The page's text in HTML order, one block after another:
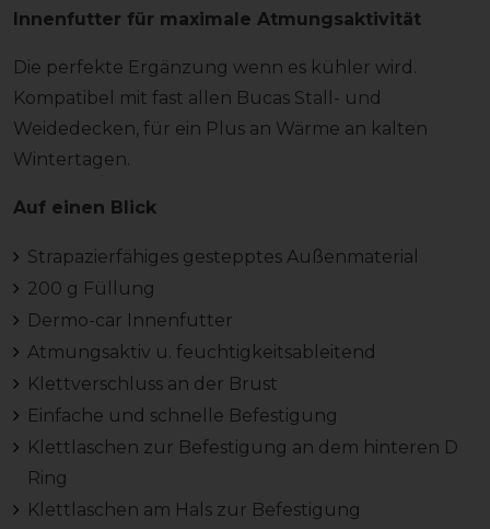
Innenfutter für maximale Atmungsaktivität
Die perfekte Ergänzung wenn es kühler wird.
Kompatibel mit fast allen Bucas Stall- und
Weidedecken, für ein Plus an Wärme an kalten
Wintertagen.
Auf einen Blick
Strapazierfähiges gestepptes Außenmaterial
200 g Füllung
Dermo-car Innenfutter
Atmungsaktiv u. feuchtigkeitsableitend
Klettverschluss an der Brust
Einfache und schnelle Befestigung
Klettlaschen zur Befestigung an dem hinteren D
Ring
Klettlaschen am Hals zur Befestigung